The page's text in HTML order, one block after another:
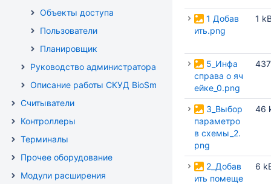
Объекты доступа
Пользователи
Планировщик
Руководство администратора
Описание работы СКУД BioSmart в режиме "Шаблон на
Считыватели
Контроллеры
Терминалы
Прочее оборудование
Модули расширения
1 Добав
ить.png
1
5_Инфа
справа о яч
ейке_0.png
3_Выбор
параметро
в схемы_2.
png
46
2_Добав
ить помеще
6